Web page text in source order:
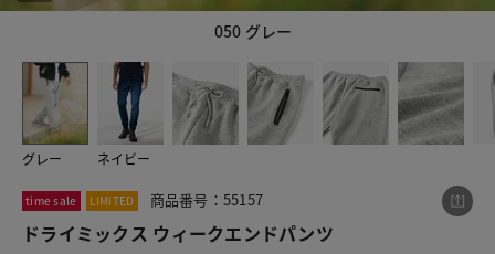
050 グレー
グレー ネイビー
12
time sale LIMITED 商品番号：55157
ドライミックス ウィークエンドパンツ
この商品をシェアする
ドライミックス ウィークエンドパンツ